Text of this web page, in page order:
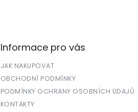
Informace pro vás
JAK NAKUPOVAT
OBCHODNÍ PODMÍNKY
PODMÍNKY OCHRANY OSOBNÍCH ÚDAJŮ
KONTAKTY